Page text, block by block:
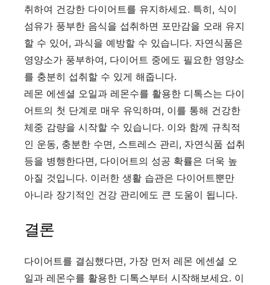
취하여 건강한 다이어트를 유지하세요. 특히, 식이
섬유가 풍부한 음식을 섭취하면 포만감을 오래 유지
할 수 있어, 과식을 예방할 수 있습니다. 자연식품은
영양소가 풍부하여, 다이어트 중에도 필요한 영양소
를 충분히 섭취할 수 있게 해줍니다.
레몬 에센셜 오일과 레몬수를 활용한 디톡스는 다이
어트의 첫 단계로 매우 유익하며, 이를 통해 건강한
체중 감량을 시작할 수 있습니다. 이와 함께 규칙적
인 운동, 충분한 수면, 스트레스 관리, 자연식품 섭취
등을 병행한다면, 다이어트의 성공 확률은 더욱 높
아질 것입니다. 이러한 생활 습관은 다이어트뿐만
아니라 장기적인 건강 관리에도 큰 도움이 됩니다.
결론
다이어트를 결심했다면, 가장 먼저 레몬 에센셜 오
일과 레몬수를 활용한 디톡스부터 시작해보세요. 이